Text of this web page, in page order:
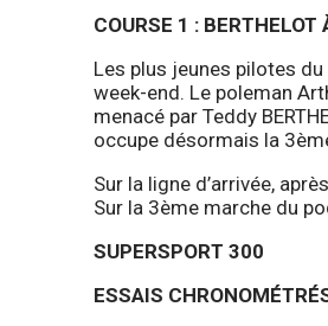
COURSE 1 : BERTHELOT
Les plus jeunes pilotes
week-end. Le poleman
menacé par Teddy
occupe désormais la
Sur la ligne d’arrivée,
Sur la 3ème marche du
SUPERSPORT 300
ESSAIS